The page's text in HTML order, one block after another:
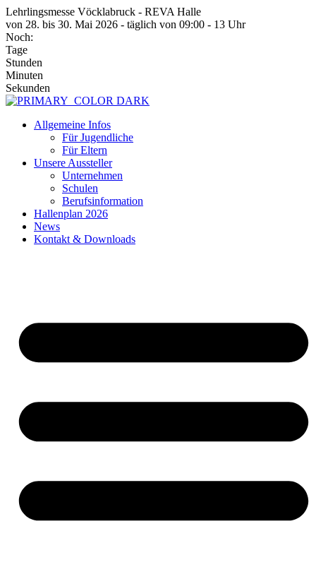
Zum
Inhalt
wechseln
Lehrlingsmesse Vöcklabruck - REVA Halle
von 28. bis 30. Mai 2026 - täglich von 09:00 - 13 Uhr
Noch:
Tage
Stunden
Minuten
Sekunden
Allgemeine Infos
Für Jugendliche
Für Eltern
Unsere Aussteller
Unternehmen
Schulen
Berufsinformation
Hallenplan 2026
News
Kontakt & Downloads